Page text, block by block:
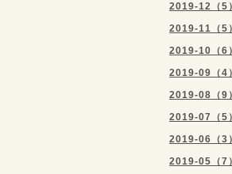
2019-12（5）
2019-11（5）
2019-10（6）
2019-09（4）
2019-08（9）
2019-07（5）
2019-06（3）
2019-05（7）